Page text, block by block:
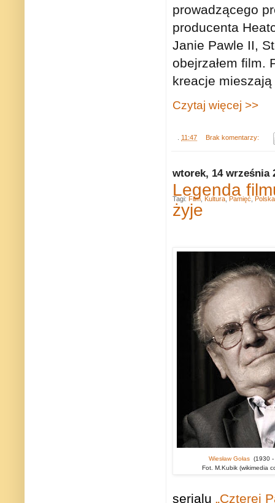
prowadzącego
producenta
Janie Pawle II,
obejrzałem film.
kreacje mieszają
Czytaj więcej >>
11:47 Brak komentarzy:
wtorek, 14 września
Legenda
żyje
Wiesław Gołas (1930 -
Fot. M.Kubik (wikimedia
serialu „Czterej
Tagi: Film Kultura Pamięć Polska